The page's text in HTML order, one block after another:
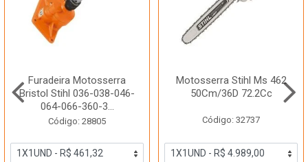
Furadeira Motosserra
Bristol Stihl 036-038-046-
064-066-360-3...
Código: 28805
Motosserra Stihl Ms 462
50Cm/36D 72.2Cc
Código: 32737